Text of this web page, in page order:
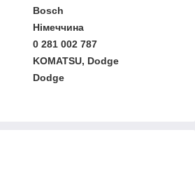
Bosch
Німеччина
0 281 002 787
KOMATSU, Dodge
Dodge